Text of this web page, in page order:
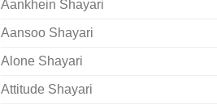
Aankhein Shayari
Aansoo Shayari
Alone Shayari
Attitude Shayari